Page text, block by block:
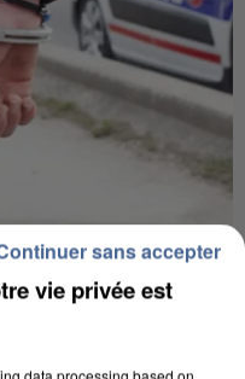
DE LA DZ
vie privée est
data processing based on
sans accepter